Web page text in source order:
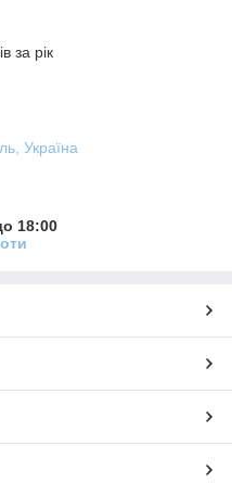
за рік
Україна
18:00